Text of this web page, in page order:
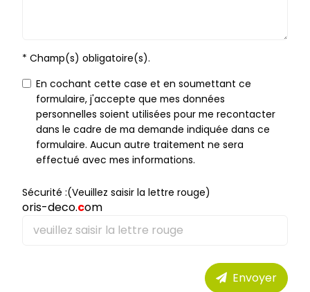
* Champ(s) obligatoire(s).
En cochant cette case et en soumettant ce
formulaire, j'accepte que mes données
personnelles soient utilisées pour me recontacter
dans le cadre de ma demande indiquée dans ce
formulaire. Aucun autre traitement ne sera
effectué avec mes informations.
Sécurité :(Veuillez saisir la lettre rouge)
oris-deco.com
Envoyer